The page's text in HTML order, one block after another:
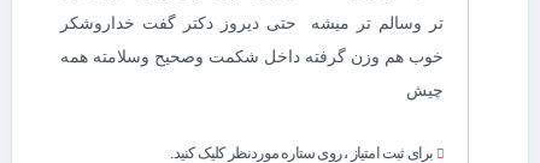
تر وسالم تر میشه حتی دیروز دکتر گفت خداروشکر
خوب هم وزن گرفته داخل شکمت وصحیح وسلامته همه
چیش
برای ثبت امتیاز ، روی ستاره موردنظر کلیک کنید.